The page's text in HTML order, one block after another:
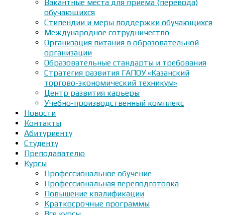
Вакантные места для приема (перевода)
обучающихся
Стипендии и меры поддержки обучающихся
Международное сотрудничество
Организация питания в образовательной
организации
Образовательные стандарты и требования
Стратегия развития ГАПОУ «Казанский
торгово-экономический техникум»
Центр развития карьеры
Учебно-производственный комплекс
Новости
Контакты
Абитуриенту
Студенту
Преподавателю
Курсы
Профессиональное обучение
Профессиональная переподготовка
Повышение квалификации
Краткосрочные программы